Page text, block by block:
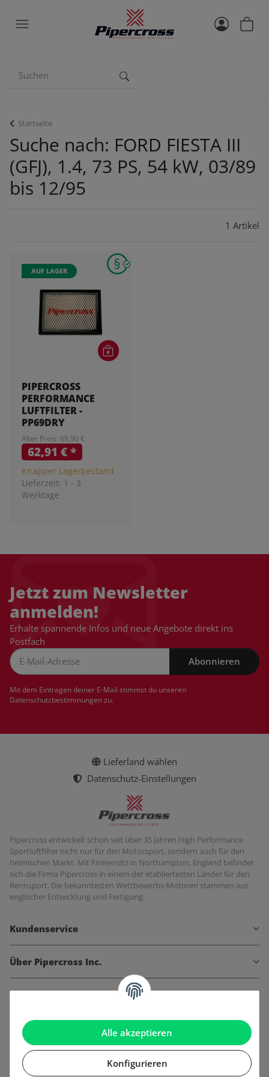
Alle akzeptieren
Konfigurieren
Startseite
Suche nach: FORD FIESTA III
(GFJ), 1.4, 73 PS, 54 kW, 03/89
bis 12/95
1 Artikel
AUF LAGER
PIPERCROSS
PERFORMANCE
LUFTFILTER -
PP69DRY
Alter Preis: 69,90 €
62,91 €*
Knapper Lagerbestand
Lieferzeit: 1 - 3
Werktage
Jetzt zum Newsletter
anmelden!
Erhalte spannende Infos und neue Angebote direkt ins
Postfach
Abonnieren
Mit dem Eintragen deiner E-Mail stimmst du unseren
Datenschutzbestimmungenzu.
Lieferland wählen
Datenschutz-Einstellungen
Pipercross entwickelt schon seit über 35 Jahren High Performance
Sportluftfilter nicht nur für den Motorsport, sondern auch für den
heimischen Markt. Mit Firmensitz in Northampton, England befindet
sich die Firma Pipercross in einem der etabliertesten Länder für den
Rennsport. Die bekanntesten Wettbewerbs-Motoren stammen aus
englischer Entwicklung und Fertigung.
Kundenservice
Über Pipercross Inc.
Informationen
Gesetzliche Informationen